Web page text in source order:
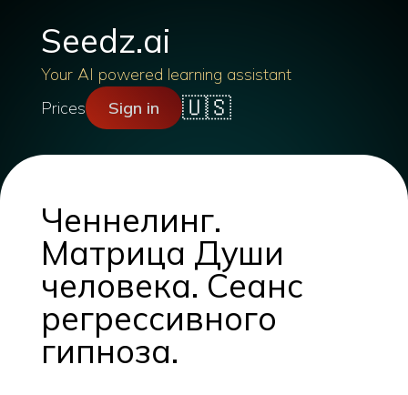
Seedz.ai
Your AI powered learning assistant
Prices
Sign in 🇺🇸
Ченнелинг.
Матрица Души
человека. Сеанс
регрессивного
гипноза.